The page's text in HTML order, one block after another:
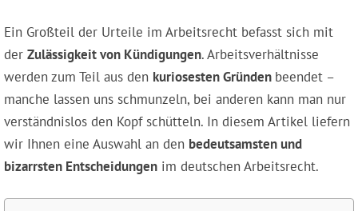
Ein Großteil der Urteile im Arbeitsrecht befasst sich mit
der Zulässigkeit von Kündigungen. Arbeitsverhältnisse
werden zum Teil aus den kuriosesten Gründen beendet –
manche lassen uns schmunzeln, bei anderen kann man nur
verständnislos den Kopf schütteln. In diesem Artikel liefern
wir Ihnen eine Auswahl an den bedeutsamsten und
bizarrsten Entscheidungen im deutschen Arbeitsrecht.